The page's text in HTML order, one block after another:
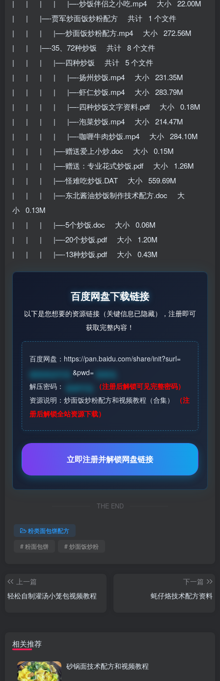
| | | | |—-炒饭伴侣之小吃.mp4 大小 22.00M
| | |—-贾军炒面饭炒粉配方 共计 1 个文件
| | | |—-炒面饭炒粉配方.mp4 大小 272.56M
| | |—-35、72种炒饭 共计 8 个文件
| | | |—-四种炒饭 共计 5 个文件
| | | | |—-扬州炒饭.mp4 大小 231.35M
| | | | |—-虾仁炒饭.mp4 大小 283.79M
| | | | |—-四种炒饭文字资料.pdf 大小 0.18M
| | | | |—-泡菜炒饭.mp4 大小 214.47M
| | | | |—-咖喱牛肉炒饭.mp4 大小 284.10M
| | | |—-赠送爱上小炒.doc 大小 0.15M
| | | |—-赠送：专业花式炒饭.pdf 大小 1.26M
| | | |—-怪难吃炒饭.DAT 大小 559.69M
| | | |—-东北酱油炒饭制作技术配方.doc 大
小 0.13M
| | | |—-5个炒饭.doc 大小 0.06M
| | | |—-20个炒饭.pdf 大小 1.20M
| | | |—-13种炒饭.pdf 大小 0.43M
百度网盘下载链接
以下是您想要的资源链接（关键信息已隐藏），注册即可
获取完整内容！
百度网盘：https://pan.baidu.com/share/init?surl=
请登录后可见
&pwd=
解压密码：
（注册后解锁可见完整密码）
资源说明：炒面饭炒粉配方和视频教程（合集）
（注
册后解锁全站资源下载）
立即注册并解锁网盘链接
THE END
粉类面包饼配方
# 粉面包饼
# 炒面饭炒粉
上一篇
轻松自制灌汤小笼包视频教程
下一篇
蚝仔烙技术配方资料
相关推荐
砂锅面技术配方和视频教程